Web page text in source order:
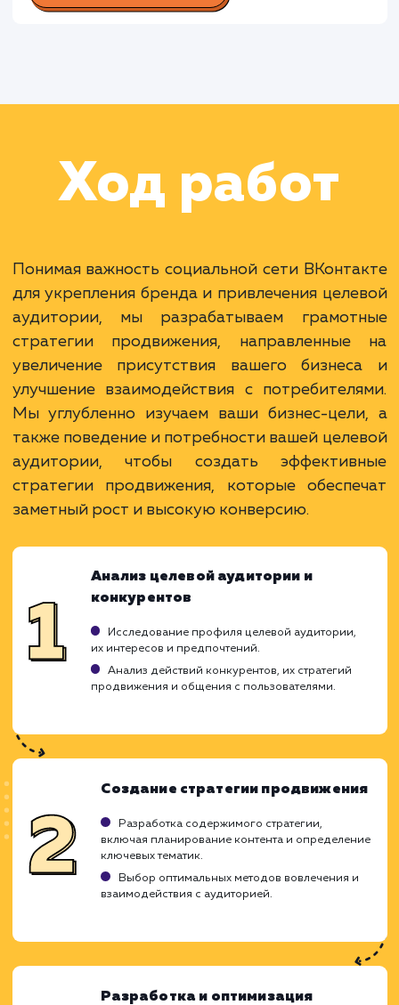
услугу на пиксели
Доступ к одной из самых больших
в России.
Удобный инструментарий для
таргетированной рекламы.
Возможность создания сообществ и
взаимодействия с подписчиками.
Требует умения работать с алгоритмами
социальной сети.
Возможность получения негативных
Требует регулярного создания и обновления
контента.
Ход работ